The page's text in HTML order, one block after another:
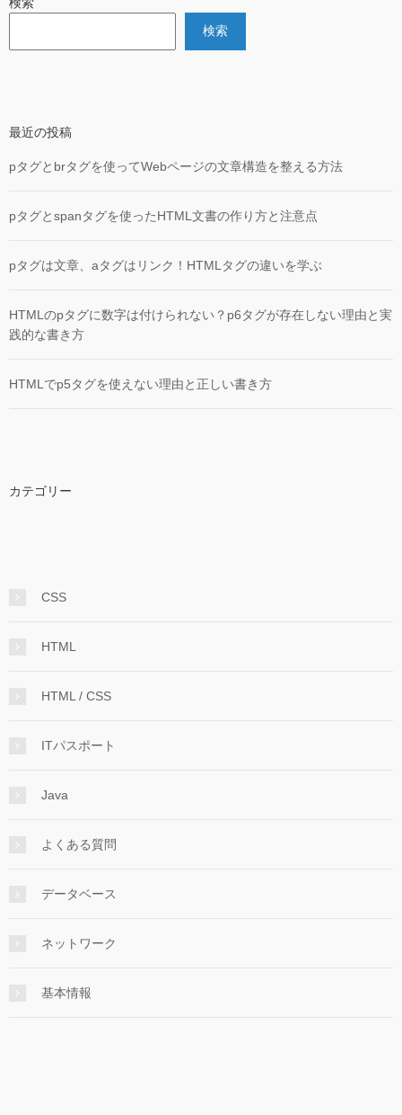
検索
検索
最近の投稿
pタグとbrタグを使ってWebページの文章構造を整える方法
pタグとspanタグを使ったHTML文書の作り方と注意点
pタグは文章、aタグはリンク！HTMLタグの違いを学ぶ
HTMLのpタグに数字は付けられない？p6タグが存在しない理由と実
践的な書き方
HTMLでp5タグを使えない理由と正しい書き方
カテゴリー
CSS
HTML
HTML / CSS
ITパスポート
Java
よくある質問
データベース
ネットワーク
基本情報